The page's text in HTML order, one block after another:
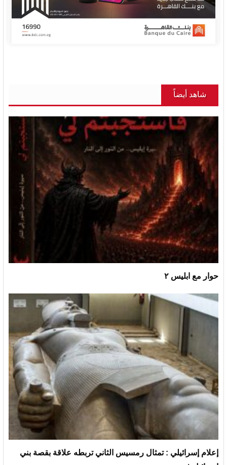
شاهد أيضاً
حوار مع ابليس ٢
إعلام إسرائيلي : تمثال رمسيس الثاني تربطه علاقة بقصة بني